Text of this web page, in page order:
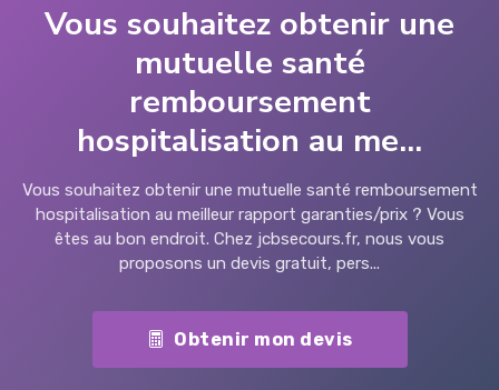
Vous souhaitez obtenir une
mutuelle santé
remboursement
hospitalisation au me...
Vous souhaitez obtenir une mutuelle santé remboursement
hospitalisation au meilleur rapport garanties/prix ? Vous
êtes au bon endroit. Chez jcbsecours.fr, nous vous
proposons un devis gratuit, pers...
Obtenir mon devis